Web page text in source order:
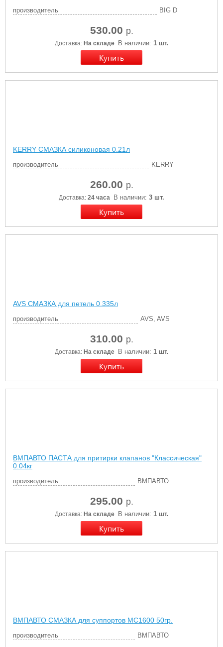
производитель BIG D
530.00 р.
Доставка: На складе В наличии: 1 шт.
KERRY СМАЗКА силиконовая 0.21л
производитель KERRY
260.00 р.
Доставка: 24 часа В наличии: 3 шт.
AVS СМАЗКА для петель 0.335л
производитель AVS, AVS
310.00 р.
Доставка: На складе В наличии: 1 шт.
ВМПАВТО ПАСТА для притирки клапанов "Классическая"
0.04кг
производитель ВМПАВТО
295.00 р.
Доставка: На складе В наличии: 1 шт.
ВМПАВТО СМАЗКА для суппортов МС1600 50гр.
производитель ВМПАВТО